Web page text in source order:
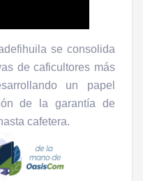
se consolida
de caficultores más
un papel
de la garantía de
cafetera.